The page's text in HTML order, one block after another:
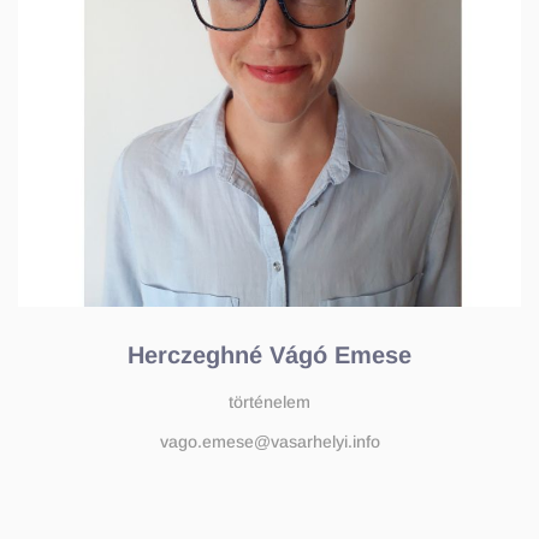
Herczeghné Vágó Emese
történelem
vago.emese@vasarhelyi.info